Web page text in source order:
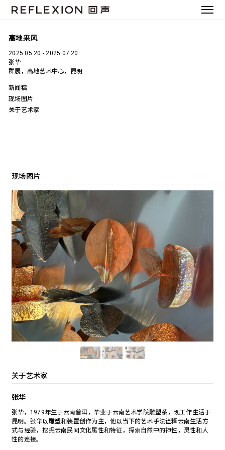
高地来风
2025.05.20 - 2025.07.20
张华
群展，高地艺术中心，昆明
新闻稿
现场图片
关于艺术家
现场图片
关于艺术家
张华
张华，1979年生于云南普洱，毕业于云南艺术学院雕塑系，现工作生活于
昆明。张华以雕塑和装置创作为主，他以当下的艺术手法诠释云南生活方
式与经验，挖掘云南民间文化属性和特征，探索自然中的神性，灵性和人
性的连接。